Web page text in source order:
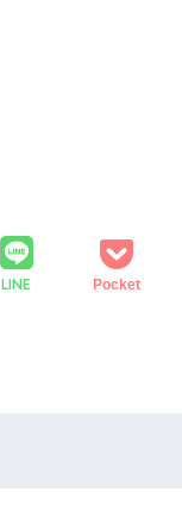
LINE Pocket